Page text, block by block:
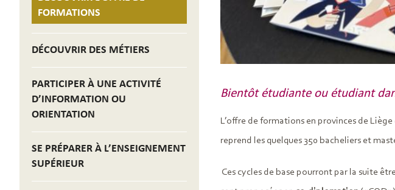
FORMATIONS
DÉCOUVRIR DES MÉTIERS
PARTICIPER À UNE ACTIVITÉ
D’INFORMATION OU
ORIENTATION
SE PRÉPARER À L’ENSEIGNEMENT
SUPÉRIEUR
Bientôt étudiante ou étudiant
L’offre de formations en provinces de
reprend les quelques 350 bacheliers et
Ces cycles de base pourront par la suite